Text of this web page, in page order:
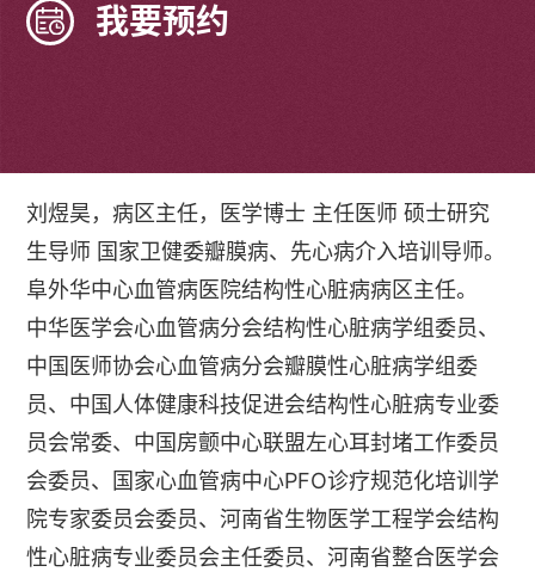
我要预约
刘煜昊，病区主任，医学博士 主任医师 硕士研究
生导师 国家卫健委瓣膜病、先心病介入培训导师。
阜外华中心血管病医院结构性心脏病病区主任。
中华医学会心血管病分会结构性心脏病学组委员、
中国医师协会心血管病分会瓣膜性心脏病学组委
员、中国人体健康科技促进会结构性心脏病专业委
员会常委、中国房颤中心联盟左心耳封堵工作委员
会委员、国家心血管病中心PFO诊疗规范化培训学
院专家委员会委员、河南省生物医学工程学会结构
性心脏病专业委员会主任委员、河南省整合医学会